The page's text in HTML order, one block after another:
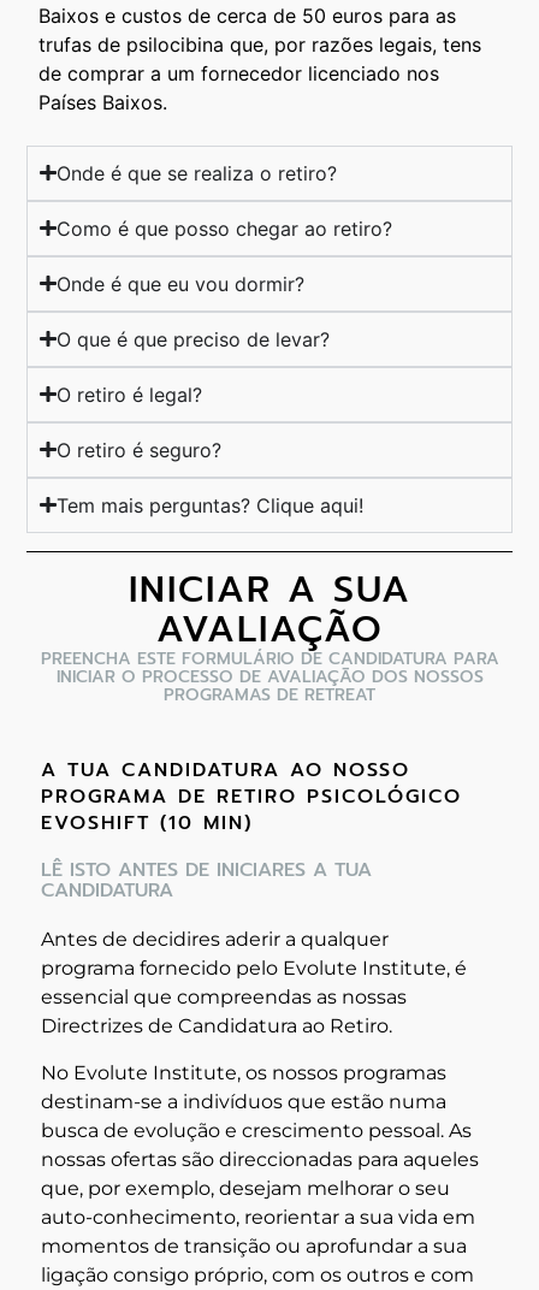
Baixos e custos de cerca de 50 euros para as
trufas de psilocibina que, por razões legais, tens
de comprar a um fornecedor licenciado nos
Países Baixos.
Onde é que se realiza o retiro?
Como é que posso chegar ao retiro?
Onde é que eu vou dormir?
O que é que preciso de levar?
O retiro é legal?
O retiro é seguro?
Tem mais perguntas? Clique aqui!
INICIAR A SUA
AVALIAÇÃO
PREENCHA ESTE FORMULÁRIO DE CANDIDATURA PARA
INICIAR O PROCESSO DE AVALIAÇÃO DOS NOSSOS
PROGRAMAS DE RETREAT
A TUA CANDIDATURA AO NOSSO
PROGRAMA DE RETIRO PSICOLÓGICO
EVOSHIFT (10 MIN)
LÊ ISTO ANTES DE INICIARES A TUA
CANDIDATURA
Antes de decidires aderir a qualquer
programa fornecido pelo Evolute Institute, é
essencial que compreendas as nossas
Directrizes de Candidatura ao Retiro.
No Evolute Institute, os nossos programas
destinam-se a indivíduos que estão numa
busca de evolução e crescimento pessoal. As
nossas ofertas são direccionadas para aqueles
que, por exemplo, desejam melhorar o seu
auto-conhecimento, reorientar a sua vida em
momentos de transição ou aprofundar a sua
ligação consigo próprio, com os outros e com